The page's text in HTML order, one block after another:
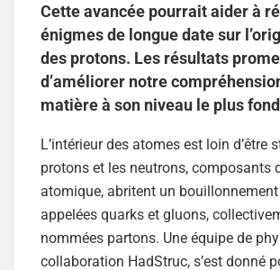
Cette avancée pourrait aider à
énigmes de longue date sur
des protons. Les résultats
d’améliorer notre
matière à son niveau le plus
L’intérieur des atomes est loin d’être
protons et les neutrons, composants
atomique, abritent un
appelées quarks et gluons,
nommées partons. Une équipe de
collaboration HadStruc, s’est donné